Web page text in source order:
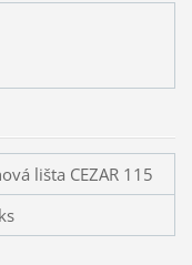
lišta CEZAR 115